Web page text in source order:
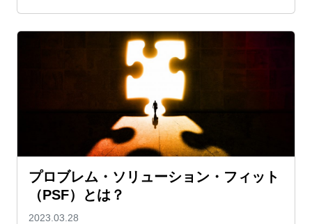
プロブレム・ソリューション・フィット
（PSF）とは？
2023.03.28